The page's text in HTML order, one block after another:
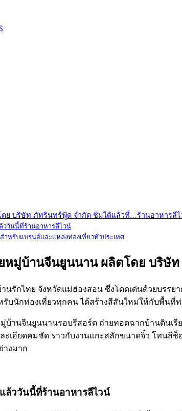
ย บริษัท ภัทรินทร์ฟู้ด จำกัด ชิมได้แล้วที่…ร้านอาหารลีไ
ววันนี้ที่ร้านอาหารลีไวน์
หรับแบรนด์และแหล่งท่องเที่ยวทั่วประเทศ
หมู่บ้านจีนยูนนาน ผลิตโดย บริ
นรักไทย จังหวัดแม่ฮ่องสอน ซึ่งโดดเด่นด้วยบร
นักท่องเที่ยวทุกคน ได้สร้างสีสันใหม่ให้กับพื้นที่ท่
นจีนยูนนานรอบรีสอร์ต ถ่ายทอดฉากบ้านดินเรี
เอียดคมชัด ราวกับงานแกะสลักขนาดจิ๋ว โทนสี
างมาก
แล้ววันนี้ที่ร้านอาหารลีไวน์